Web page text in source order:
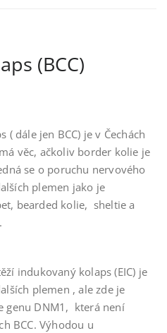
(BCC)
dále jen BCC) je v Čechách
věc, ačkoliv border kolie je
se o poruchu nervového
plemen jako je
bearded kolie, sheltie a
indukovaný kolaps (EIC) je
plemen , ale zde je
genu DNM1, která není
BCC. Výhodou u